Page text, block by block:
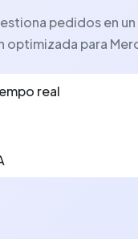
pedidos en
optimizada para
real